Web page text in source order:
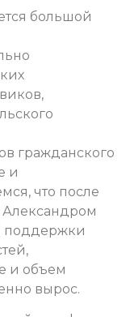
большой
гражданского
и
что после
поддержки
и объем
вырос.